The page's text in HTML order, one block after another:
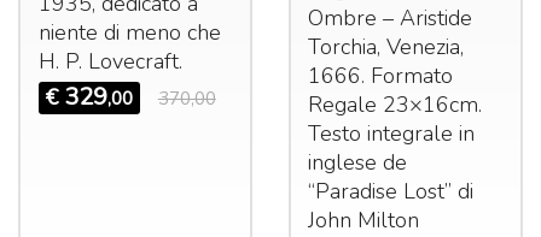
niente di meno che
H. P. Lovecraft.
€ 329,00 370,00
Ombre – Aristide
Torchia, Venezia,
1666. Formato
Regale 23×16cm.
Testo integrale in
inglese de
“Paradise Lost” di
John Milton